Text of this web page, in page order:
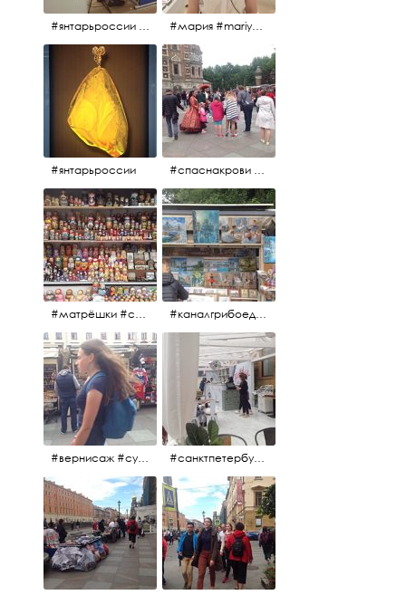
#янтарьроссии #янтарь #мария #mariya #янтарьроссии
#янтарьроссии #спаснакрови #михайловскийсад
#матрёшки #сувениры #вернисаж #каналгрибоедова #санктпетербург #вернисаж #
#вернисаж #сувениры #картины #санктпетербург #летнеекафе